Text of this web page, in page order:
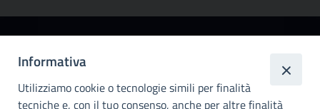
metropolitana di
Palermo
Informativa
Utilizziamo cookie o tecnologie simili per finalità
tecniche e, con il tuo consenso, anche per altre finalità